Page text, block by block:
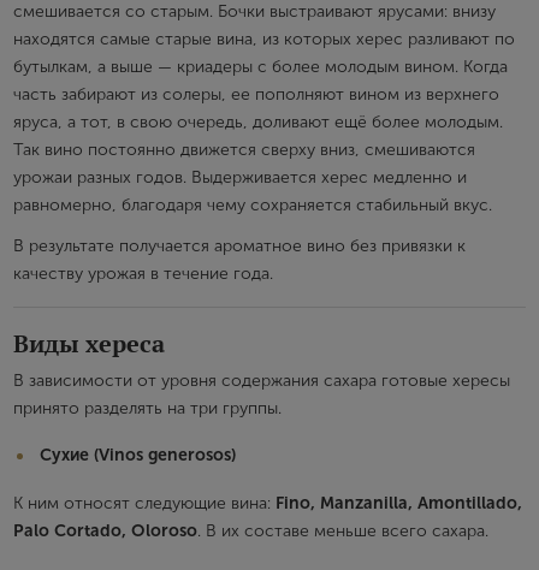
смешивается со старым. Бочки выстраивают ярусами: внизу
находятся самые старые вина, из которых херес разливают по
бутылкам, а выше — криадеры с более молодым вином. Когда
часть забирают из солеры, ее пополняют вином из верхнего
яруса, а тот, в свою очередь, доливают ещё более молодым.
Так вино постоянно движется сверху вниз, смешиваются
урожаи разных годов. Выдерживается херес медленно и
равномерно, благодаря чему сохраняется стабильный вкус.
В результате получается ароматное вино без привязки к
качеству урожая в течение года.
Виды хереса
В зависимости от уровня содержания сахара готовые хересы
принято разделять на три группы.
Сухие (Vinos generosos)
К ним относят следующие вина: Fino, Manzanilla, Amontillado,
Palo Cortado, Oloroso. В их составе меньше всего сахара.